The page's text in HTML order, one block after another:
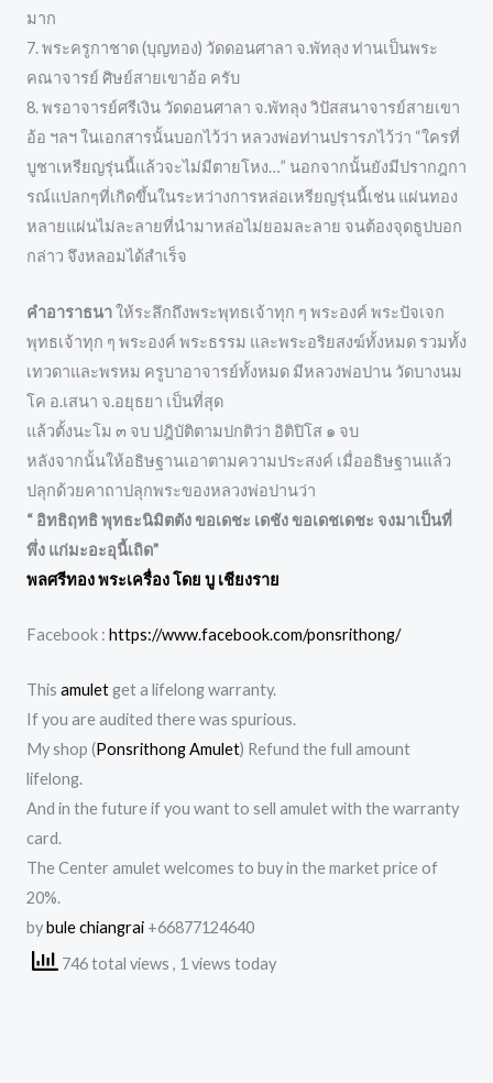
มาก
7. พระครูกาชาด (บุญทอง) วัดดอนศาลา จ.พัทลุง ท่านเป็นพระ
คณาจารย์ ศิษย์สายเขาอ้อ ครับ
8. พรอาจารย์ศรีเงิน วัดดอนศาลา จ.พัทลุง วิปัสสนาจารย์สายเขา
อ้อ ฯลฯ ในเอกสารนั้นบอกไว้ว่า หลวงพ่อท่านปรารภไว้ว่า “ใครที่
บูชาเหรียญรุ่นนี้แล้วจะไม่มีตายโหง…” นอกจากนั้นยังมีปรากฎกา
รณ์แปลกๆที่เกิดขึ้นในระหว่างการหล่อเหรียญรุ่นนี้เช่น แผ่นทอง
หลายแผ่นไม่ละลายที่นำมาหล่อไม่ยอมละลาย จนต้องจุดธูปบอก
กล่าว จึงหลอมได้สำเร็จ
คำอาราธนาให้ระลึกถึงพระพุทธเจ้าทุก ๆ พระองค์ พระปัจเจก
พุทธเจ้าทุก ๆ พระองค์ พระธรรม และพระอริยสงฆ์ทั้งหมด รวมทั้ง
เทวดาและพรหม ครูบาอาจารย์ทั้งหมด มีหลวงพ่อปาน วัดบางนม
โค อ.เสนา จ.อยุธยา เป็นที่สุด
แล้วตั้งนะโม ๓ จบ ปฎิบัติตามปกติว่า อิติปิโส ๑ จบ
หลังจากนั้นให้อธิษฐานเอาตามความประสงค์ เมื่ออธิษฐานแล้ว
ปลุกด้วยคาถาปลุกพระของหลวงพ่อปานว่า
“ อิทธิฤทธิ พุทธะนิมิตตัง ขอเดชะ เดชัง ขอเดชเดชะ จงมาเป็นที่
พึ่ง แก่มะอะอุนี้เถิด”
พลศรีทอง พระเครื่อง โดย บู เชียงราย
Facebook : https://www.facebook.com/ponsrithong/
This amuletget a lifelong warranty.
If you are audited there was spurious.
My shop (Ponsrithong Amulet) Refund the full amount
lifelong.
And in the future if you want to sell amulet with the warranty
card.
The Center amulet welcomes to buy in the market price of
20%.
bybule chiangrai +66877124640
746 total views , 1 views today